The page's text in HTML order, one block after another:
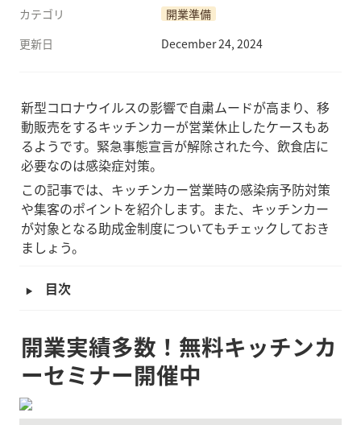
カテゴリ
開業準備
更新日
December 24, 2024
新型コロナウイルスの影響で自粛ムードが高まり、移
動販売をするキッチンカーが営業休止したケースもあ
るようです。緊急事態宣言が解除された今、飲食店に
必要なのは感染症対策。
この記事では、キッチンカー営業時の感染病予防対策
や集客のポイントを紹介します。また、キッチンカー
が対象となる助成金制度についてもチェックしておき
ましょう。
‣ 目次
開業実績多数！無料キッチンカ
ーセミナー開催中